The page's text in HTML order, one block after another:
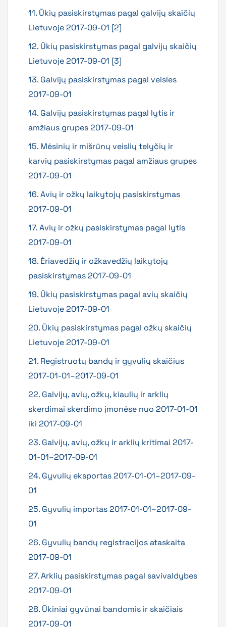
11. Ūkių pasiskirstymas pagal galvijų skaičių
Lietuvoje 2017-09-01 [2]
12. Ūkių pasiskirstymas pagal galvijų skaičių
Lietuvoje 2017-09-01 [3]
13. Galvijų pasiskirstymas pagal veisles
2017-09-01
14. Galvijų pasiskirstymas pagal lytis ir
amžiaus grupes 2017-09-01
15. Mėsinių ir mišrūnų veislių telyčių ir
karvių pasiskirstymas pagal amžiaus grupes
2017-09-01
16. Avių ir ožkų laikytojų pasiskirstymas
2017-09-01
17. Avių ir ožkų pasiskirstymas pagal lytis
2017-09-01
18. Ėriavedžių ir ožkavedžių laikytojų
pasiskirstymas 2017-09-01
19. Ūkių pasiskirstymas pagal avių skaičių
Lietuvoje 2017-09-01
20. Ūkių pasiskirstymas pagal ožkų skaičių
Lietuvoje 2017-09-01
21. Registruotų bandų ir gyvulių skaičius
2017-01-01–2017-09-01
22. Galvijų, avių, ožkų, kiaulių ir arklių
skerdimai skerdimo įmonėse nuo 2017-01-01
iki 2017-09-01
23. Galvijų, avių, ožkų ir arklių kritimai 2017-
01-01–2017-09-01
24. Gyvulių eksportas 2017-01-01–2017-09-
01
25. Gyvulių importas 2017-01-01–2017-09-
01
26. Gyvulių bandų registracijos ataskaita
2017-09-01
27. Arklių pasiskirstymas pagal savivaldybes
2017-09-01
28. Ūkiniai gyvūnai bandomis ir skaičiais
2017-09-01